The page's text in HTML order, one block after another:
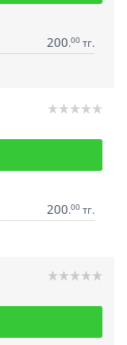
200.00 тг.
200.00 тг.